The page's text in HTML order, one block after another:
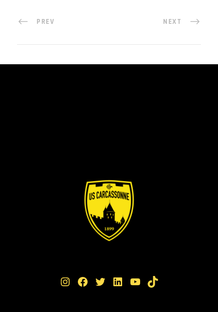
PREV NEXT
Instagram Facebook Twitter LinkedIn YouTube TikTok